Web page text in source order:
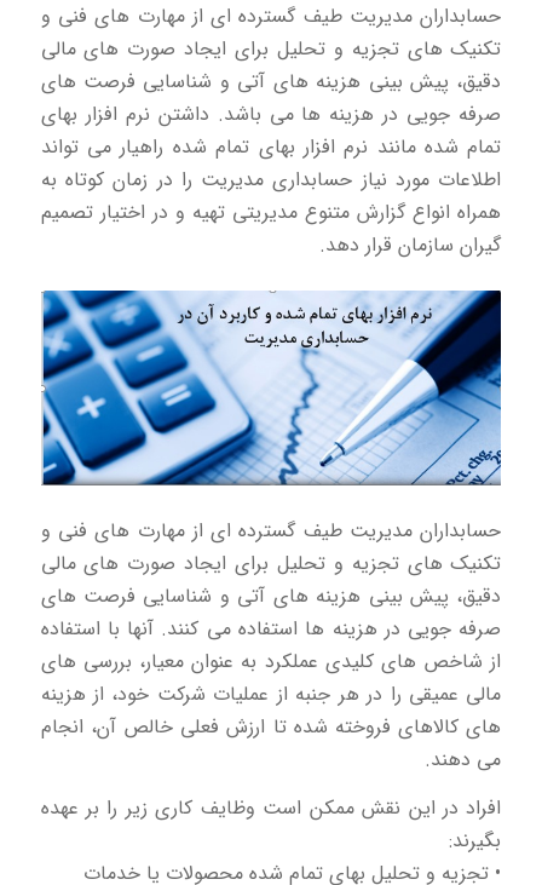
حسابداران مدیریت طیف گسترده ای از مهارت های فنی و
تکنیک های تجزیه و تحلیل برای ایجاد صورت های مالی
دقیق، پیش بینی هزینه های آتی و شناسایی فرصت های
صرفه جویی در هزینه ها می باشد. داشتن نرم افزار بهای
تمام شده مانند نرم افزار بهای تمام شده راهیار می تواند
اطلاعات مورد نیاز حسابداری مدیریت را در زمان کوتاه به
همراه انواع گزارش متنوع مدیریتی تهیه و در اختیار تصمیم
گیران سازمان قرار دهد.
حسابداران مدیریت طیف گسترده ای از مهارت های فنی و
تکنیک های تجزیه و تحلیل برای ایجاد صورت های مالی
دقیق، پیش بینی هزینه های آتی و شناسایی فرصت های
صرفه جویی در هزینه ها استفاده می کنند. آنها با استفاده
از شاخص های کلیدی عملکرد به عنوان معیار، بررسی های
مالی عمیقی را در هر جنبه از عملیات شرکت خود، از هزینه
های کالاهای فروخته شده تا ارزش فعلی خالص آن، انجام
می دهند.
افراد در این نقش ممکن است وظایف کاری زیر را بر عهده
بگیرند:
• تجزیه و تحلیل بهای تمام شده محصولات یا خدمات